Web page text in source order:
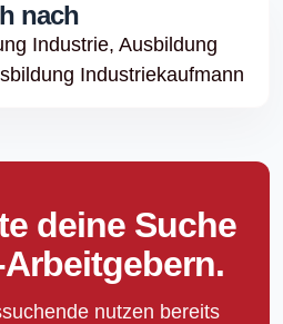
nach
Industrie, Ausbildung
Industriekaufmann
deine Suche
nutzen bereits